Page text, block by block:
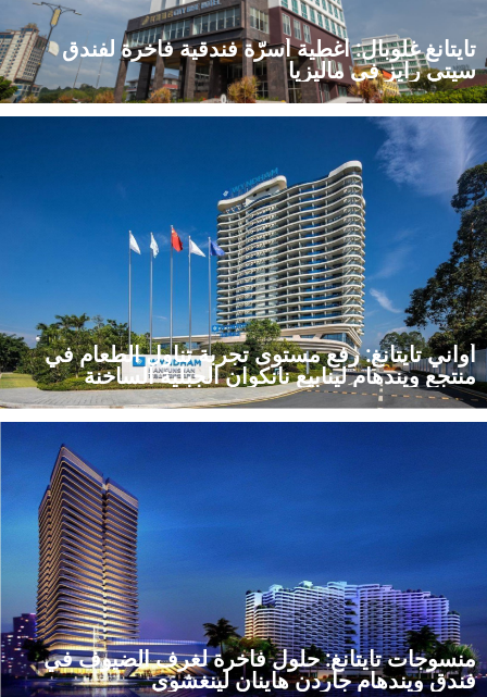
تايتانغ غلوبال: أغطية أسرّة فندقية فاخرة لفندق
سيتي رايز في ماليزيا
اطّلع على كيفية قيام شركة تايتانغ، المورِّد الرائد لأغطية الأسرّة
ماليزيا. مورِّدو مستلزمات فندقية صينيون خبراء للضيافة العالمية.
أواني تايتانغ: رفع مستوى تجربة تناول الطعام في
منتجع ويندهام لينابيع نانكوان الجبلية الساخنة
اكتشف كيف قدّمت شركة تايتانغ، إحدى الشركات الرائدة في مجال
توريد المستلزمات الفندقية، حلولاً شاملة للمستلزمات الفندقية وأواني
الخزف المخصصة لمنتجع ويندهام لينابيع نانكوان الجبلية الساخنة.
تعرّف على كيفية استيفائنا لمعايير هذه العقار الفاخر. اضغط لقراءة
منسوجات تايتانغ: حلول فاخرة لغرف الضيوف في
فندق ويندهام جاردن هاينان لينغشوي